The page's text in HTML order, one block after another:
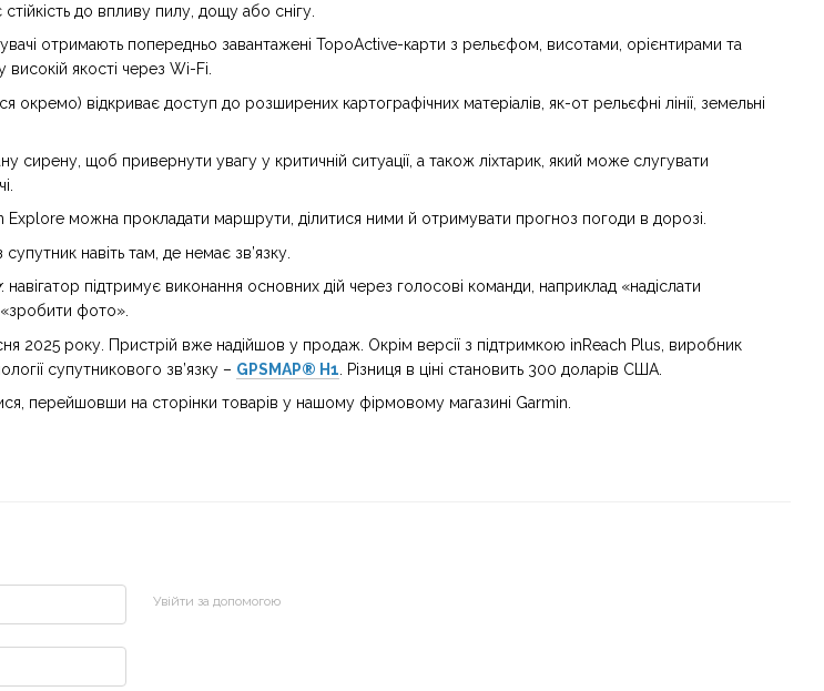
до впливу пилу, дощу або снігу.
отримають попередньо завантажені TopoActive-карти з рельєфом, висотами, орієнтирами та
якості через Wi-Fi.
окремо) відкриває доступ до розширених картографічних матеріалів, як-от рельєфні лінії, земельні
сирену, щоб привернути увагу у критичній ситуації, а також ліхтарик, який може слугувати
Explore можна прокладати маршрути, ділитися ними й отримувати прогноз погоди в дорозі.
навіть там, де немає зв’язку.
: навігатор підтримує виконання основних дій через голосові команди, наприклад «надіслати
фото».
2025 року. Пристрій вже надійшов у продаж. Окрім версії з підтримкою inReach Plus, виробник
супутникового зв’язку – GPSMAP® H1 . Різниця в ціні становить 300 доларів США.
перейшовши на сторінки товарів у нашому фірмовому магазині Garmin.
Увійти за допомогою